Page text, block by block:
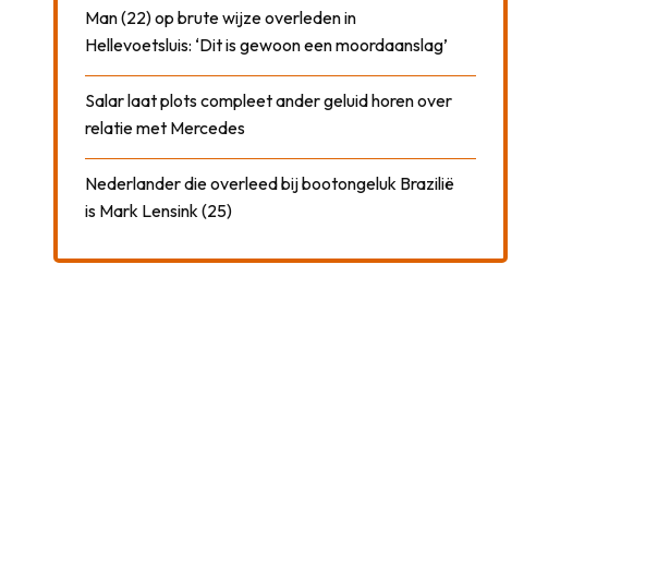
Man (22) op brute wijze overleden in
Hellevoetsluis: ‘Dit is gewoon een moordaanslag’
Salar laat plots compleet ander geluid horen over
relatie met Mercedes
Nederlander die overleed bij bootongeluk Brazilië
is Mark Lensink (25)